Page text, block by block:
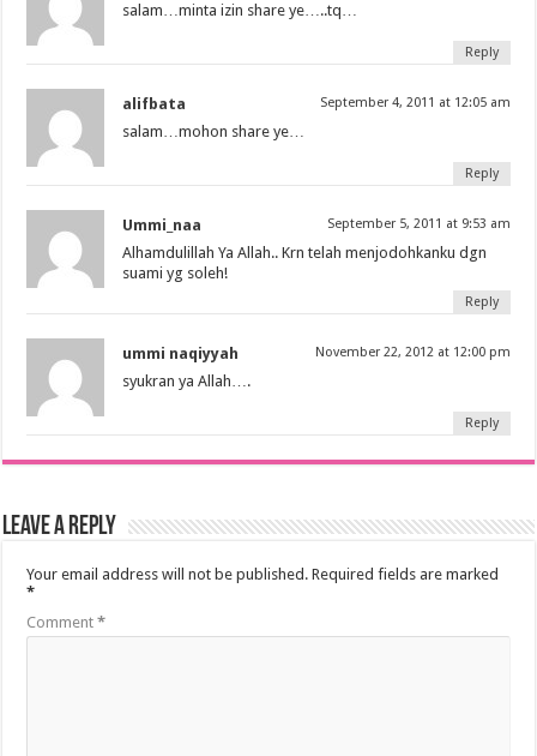
salam…minta izin share ye…..tq…
Reply
alifbata September 4, 2011 at 12:05 am
salam…mohon share ye…
Reply
Ummi_naa September 5, 2011 at 9:53 am
Alhamdulillah Ya Allah.. Krn telah menjodohkanku dgn
suami yg soleh!
Reply
ummi naqiyyah November 22, 2012 at 12:00 pm
syukran ya Allah….
Reply
Leave a Reply
Your email address will not be published. Required fields are marked
*
Comment*